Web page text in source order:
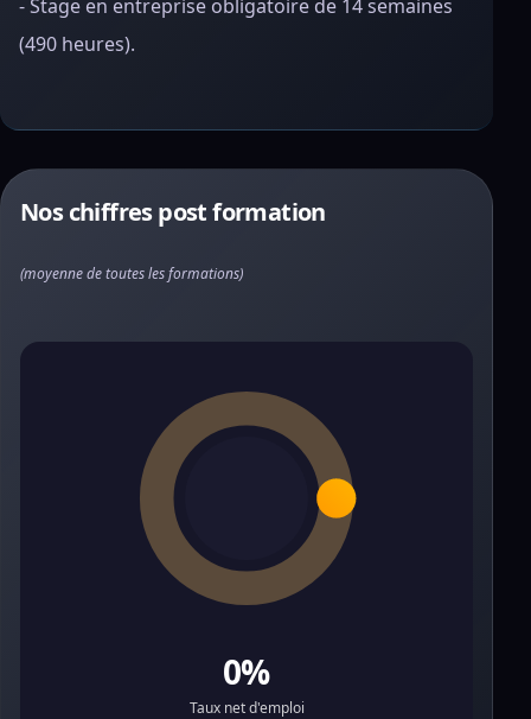
- Stage en entreprise obligatoire de 14 semaines
(490 heures).
Nos chiffres post formation
(moyenne de toutes les formations)
0%
Taux net d'emploi